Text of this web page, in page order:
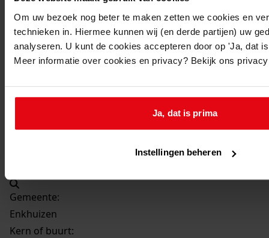
Om uw bezoek nog beter te maken zetten we cookies en
technieken in. Hiermee kunnen wij (en derde partijen) uw
analyseren. U kunt de cookies accepteren door op 'Ja, dat
Meer informatie over cookies en privacy? Bekijk ons
Ja, dat is prima
Instellingen beheren
Plaatsen van een schuur
Datum vergunning:
09-08-1988
Gemeente:
Enkhuizen
Kern of buurt: